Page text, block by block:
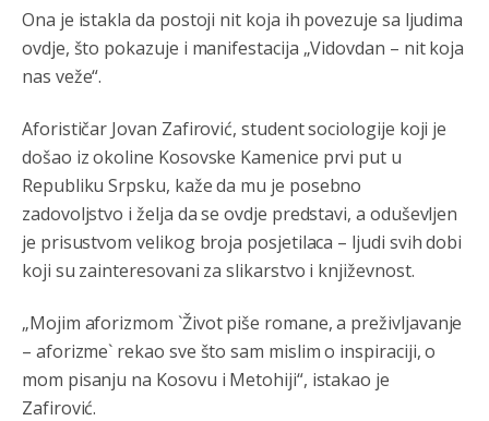
Ona je istakla da postoji nit koja ih povezuje sa ljudima
ovdje, što pokazuje i manifestacija „Vidovdan – nit koja
nas veže“.
Aforističar Jovan Zafirović, student sociologije koji je
došao iz okoline Kosovske Kamenice prvi put u
Republiku Srpsku, kaže da mu je posebno
zadovoljstvo i želja da se ovdje predstavi, a oduševljen
je prisustvom velikog broja posjetilaca – ljudi svih dobi
koji su zainteresovani za slikarstvo i književnost.
„Mojim aforizmom `Život piše romane, a preživljavanje
– aforizme` rekao sve što sam mislim o inspiraciji, o
mom pisanju na Kosovu i Metohiji“, istakao je
Zafirović.
791 BiH nije priznala Kosovo kao nezavisnu državu jer
genocidna tvorevina pravi smetnju a recimo Srbija je
davno
Анонимно2806721 8/6/2026 12:45
Sve i da se nekim čudom vojska Srbije "vrati" na
Kosovo-kome će se vratiti? Gdje je dobrodošla i koga
da brani? A imamo vojsku Kosova kojoj želimo svako
dobro i da se što bolje opreme
Анонимно2808202 8/6/2026 1:38
i mi tebi želimo dug život i tešku bolest
Анонимно2808216 8/6/2026 1:42
Akò se prevede...manji umro nego sto se rodio.